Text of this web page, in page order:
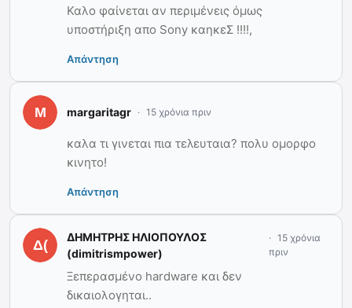
Καλο φαίνεται αν περιμένεις όμως
υποστήριξη απο Sony καηκεΣ !!!!,
Απάντηση
margaritagr 15 χρόνια πριν
καλα τι γινεται πια τελευταια? πολυ ομορφο
κινητο!
Απάντηση
ΔΗΜΗΤΡΗΣ ΗΛΙΟΠΟΥΛΟΣ
(dimitrismpower)
15 χρόνια
πριν
Ξεπερασμένο hardware και δεν
δικαιολογηται..